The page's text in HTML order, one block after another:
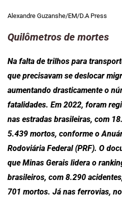
Alexandre Guzanshe/EM/D.A Press
Quilômetros de mortes
Na falta de trilhos para
que precisavam se deslocar
aumentando drasticamente o
fatalidades. Em 2022, foram
nas estradas brasileiras, com
5.439 mortos, conforme o
Rodoviária Federal (PRF). O
que Minas Gerais lidera o
brasileiros, com 8.290
701 mortos. Já nas ferrovias,